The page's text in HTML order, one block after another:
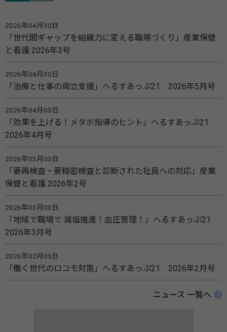
2026年04月30日
「世代間ギャップを組織力に変える職場づくり」産業保健
と看護 2026年3号
2026年04月30日
「治療と仕事の両立支援」へるすあっぷ21 2026年5月号
2026年04月03日
「効果を上げる！メタボ指導のヒント」へるすあっぷ21
2026年4月号
2026年03月03日
「要再検査・要精密検査と診断された社員への対応」産業
保健と看護 2026年2号
2026年03月03日
「地域で職場で 減塩推進！血圧管理！」へるすあっぷ21
2026年3月号
2026年02月05日
「働く世代のロコモ対策」へるすあっぷ21 2026年2月号
ニュース 一覧へ